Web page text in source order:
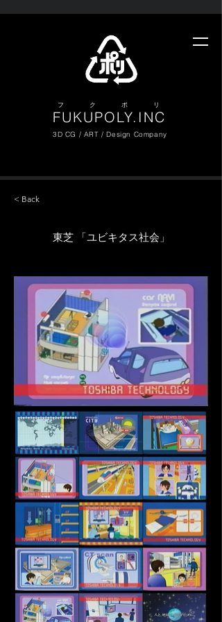
​フ ク ポ リ
FUKUPOLY.INC
3D CG / ART / Design Company
< Back
東芝 「ユビキタス社会」